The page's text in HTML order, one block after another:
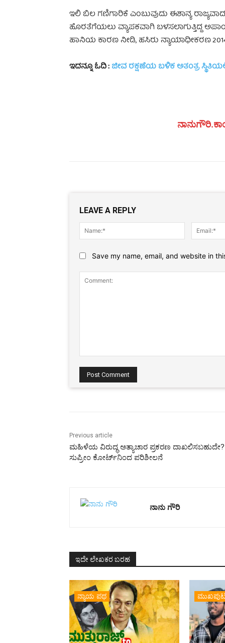
ಇಲಿ ಬಿಲ ಗಣಿಗಾರಿಕೆ ಎಂಬುವುದು ಈಶಾನ್ಯ
ಹೊರತೆಗೆಯಲು ವ್ಯಾಪಕವಾಗಿ ಬಳಸಲಾಗುತ್ತಿದ್ದ
ಹಾನಿಯ ಕಾರಣ ನೀಡಿ, ಹಸಿರು ನ್ಯಾಯಾಧೀಕರಣ
ಇದನ್ನೂ ಓದಿ :ಜೀವ ರಕ್ಷಣೆಯ ಬಳಿಕ ಅತಂತ್ರ
LEAVE A REPLY
Name:*
Save my name, email, and website in
Previous article
ಮಹಿಳೆಯ ವಿರುದ್ಧ ಅತ್ಯಾಚಾರ ಪ್ರಕರಣ ದಾಖಲಿಸಬಹುದೇ?
ಸುಪ್ರೀಂ ಕೋರ್ಟ್‌ನಿಂದ ಪರಿಶೀಲನೆ
ನಾನು ಗೌರಿ
ಇದೇ ಲೇಖಕರ ಬರಹ
ನ್ಯಾಯ ಪಥ